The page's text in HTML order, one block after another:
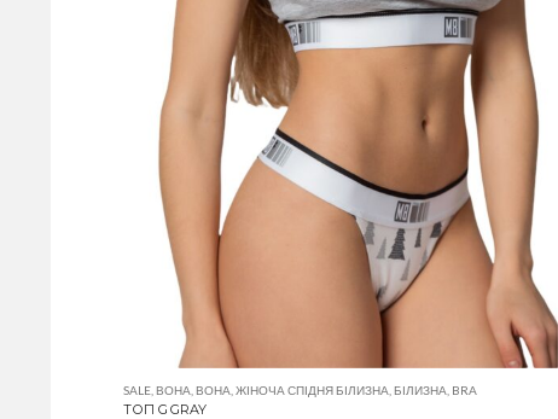
SALE ВОНА ВОНА ЖІНОЧА СПІДНЯ БІЛИЗНА БІЛИЗНА BRA
ТОП G GRAY